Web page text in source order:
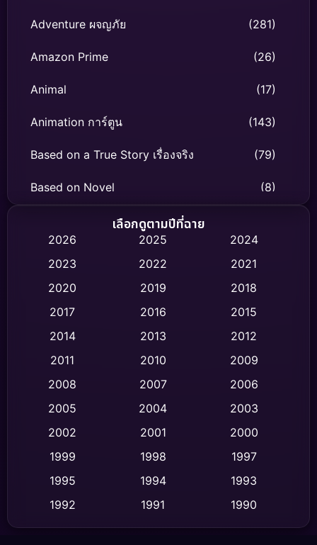
Adventure ผจญภัย (281)
Amazon Prime (26)
Animal (17)
Animation การ์ตูน (143)
Based on a True Story เรื่องจริง (79)
Based on Novel (8)
Biography ชีวิตจริง
Classic หนังคลาสสิก (47)
Comedy ตลก (446)
Crime อาชญากรรม (520)
Cult Film
Dance เต้น (10)
Detective สืบสวน (75)
เลือกดูตามปีที่ฉาย
2026 2025
2024
2023
2022
2021
2020
2019
2018
2017
2016
2015
2014
2013
2012
2011
2010
2009
2008
2007
2006
2005
2004
2003
2002
2001
2000
1999
1998
1997
1995
1994
1993
1992
1991
1990
1989
1988
1986